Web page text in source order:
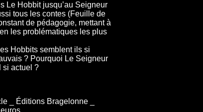
Le Hobbit jusqu’au Seigneur
tous les contes (Feuille de
de pédagogie, mettant à
les problématiques les plus
Hobbits semblent ils si
? Pourquoi Le Seigneur
si actuel ?
_ Éditions Bragelonne _